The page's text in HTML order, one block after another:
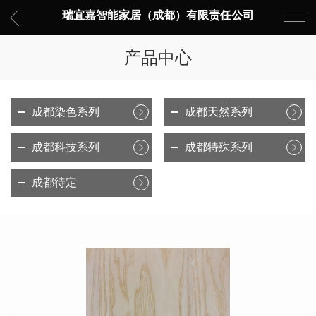
瑞宜嘉智能家居（成都）有限责任公司
产品中心
成都染色系列 成都天然系列
成都科技系列 成都特殊系列
成都待定